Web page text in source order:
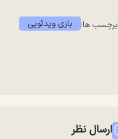
برچسب ها: بازی ویدئویی
ارسال نظر